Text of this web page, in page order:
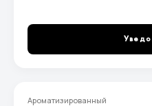
ромашки, а также
приправленная
для тех, кто
Ароматизированный